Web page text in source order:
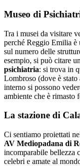
Museo di
Tra i musei da visitare
perché Reggio Emilia è
sul numero delle
esempio, si può citare
psichiatria: si trova in
Lombroso (dove è
interno si possono
ambiente che è rimasto
La stazione di
Ci sentiamo proiettati
AV Mediopadana di
incomparabile bellezza
celebri e amate al